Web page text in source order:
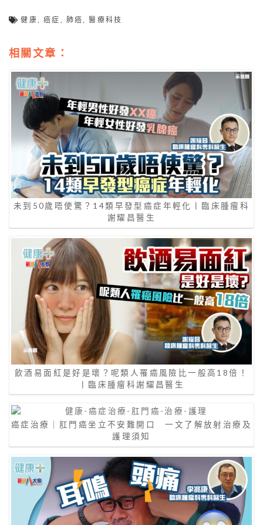
健康 ,癌症 肺癌 ,醫療科技
相關文章：
未到50歲唔使驚？14類早發型癌症年輕化丨臨床腫瘤科
謝耀昌醫生
飲酒易面紅是好是壞？呢類人罹癌風險比一般高18倍！
丨臨床腫瘤科謝耀昌醫生
癌症治療｜肛門癌坐立不安難開口 一文了解放射治療及
護理須知